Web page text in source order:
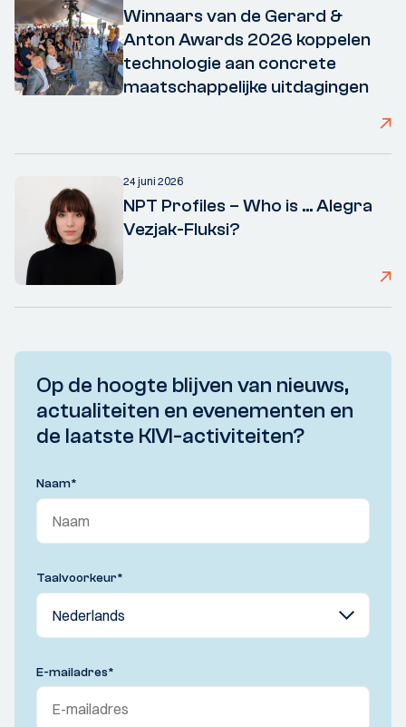
Winnaars van de Gerard &
Anton Awards 2026 koppelen
technologie aan concrete
maatschappelijke uitdagingen
24 juni 2026
NPT Profiles – Who is ... Alegra
Vezjak-Fluksi?
Op de hoogte blijven van nieuws,
actualiteiten en evenementen en
de laatste KIVI-activiteiten?
Naam*
Taalvoorkeur*
E-mailadres*